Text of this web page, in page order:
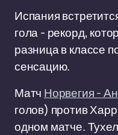
Испания
гола - рекорд,
разница в классе
сенсацию.
Матч Норвегия -
голов) против
одном матче.